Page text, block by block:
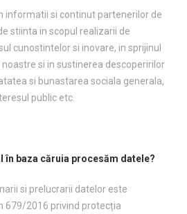
informatii si continut partenerilor de
stiinta in scopul realizarii de
cunostintelor si inovare, in sprijinul
si in sustinerea descoperirilor
si bunastarea sociala generala,
public etc.
în baza căruia procesăm datele?
si prelucrarii datelor este
679/2016 privind protecția